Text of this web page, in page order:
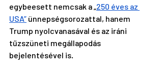
egybeesett nemcsak a „250 éves az
USA” ünnepségsorozattal, hanem
Trump nyolcvanasával és az iráni
tűzszüneti megállapodás
bejelentésével is.